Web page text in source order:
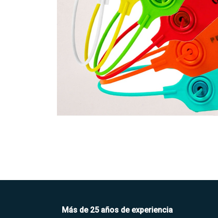
​Más de 25 años de experiencia